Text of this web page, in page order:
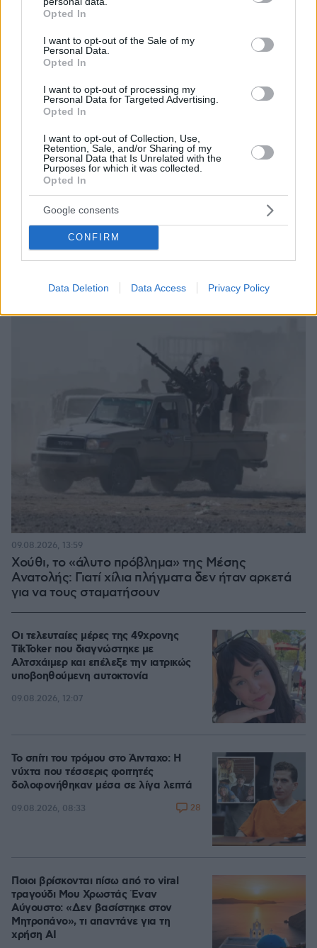
grant or deny consent to Google and its third-party tags to
use your data for below specified purposes in below Google
consent section.
Opted In
I want to opt-out of the Sale of my
Personal Data.
Opted In
I want to opt-out of processing my
Personal Data for Targeted Advertising.
Opted In
I want to opt-out of Collection, Use,
Retention, Sale, and/or Sharing of my
Personal Data that Is Unrelated with the
Purposes for which it was collected.
Opted In
Google consents
CONFIRM
Data Deletion Data Access Privacy Policy
Ασθενής ξυλοκόπησε νοσηλεύτρια στα Επείγοντα
του Ερυθρού Σταυρού, την άρπαξε από τα μαλλιά
και τη χτύπησε σε πόρτες - Τι καταγγέλλει η
09.08.2026, 10:51
Χούθι, το «άλυτο πρόβλημα» της Μέσης
Ανατολής: Γιατί χίλια πλήγματα δεν ήταν αρκετά
για να τους σταματήσουν
09.08.2026, 13:59
Οι τελευταίες μέρες της 49χρονης
TikToker που διαγνώστηκε με
Αλτσχάιμερ και επέλεξε την ιατρικώς
υποβοηθούμενη αυτοκτονία
09.08.2026, 12:07
Το σπίτι του τρόμου στο Άινταχο: Η
νύχτα που τέσσερις φοιτητές
δολοφονήθηκαν μέσα σε λίγα λεπτά
09.08.2026, 08:33 28
Ποιοι βρίσκονται πίσω από το viral
τραγούδι Μου Χρωστάς Έναν
Αύγουστο: «Δεν βασίστηκε στον
Μητροπάνο», τι απαντάνε για τη
χρήση AI